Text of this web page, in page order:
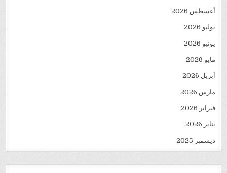
أغسطس 2026
يوليو 2026
يونيو 2026
مايو 2026
أبريل 2026
مارس 2026
فبراير 2026
يناير 2026
ديسمبر 2025